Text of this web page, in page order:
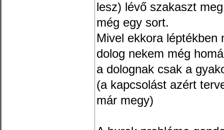
lesz) lévő szakaszt
még egy sort.
Mivel ekkora léptékben
dolog nekem még
a dolognak csak a
(a kapcsolást azért
már megy)